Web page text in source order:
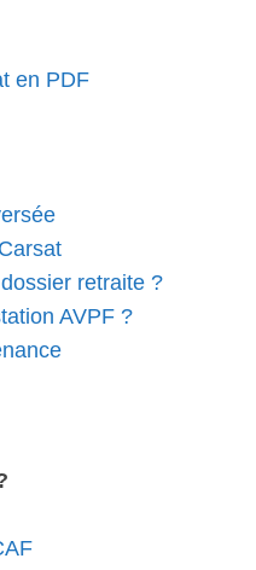
en PDF
retraite ?
AVPF ?